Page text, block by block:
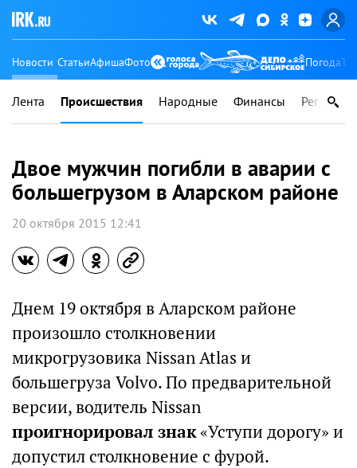
Новости СтатьиАфишаФото Погода
Лента Происшествия Народные Финансы Регионы
Двое мужчин погибли в аварии с
большегрузом в Аларском районе
20 октября 2015 12:41
Днем 19 октября в Аларском районе
произошло столкновении
микрогрузовика Nissan Atlas и
большегруза Volvo. По предварительной
версии, водитель Nissan
проигнорировал знак«Уступи дорогу» и
допустил столкновение с фурой.